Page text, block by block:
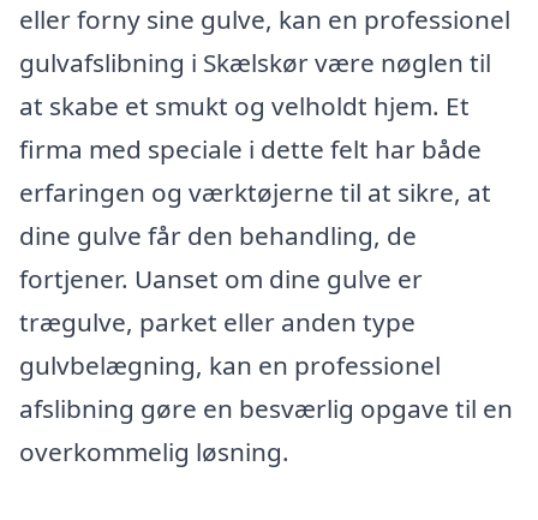
eller forny sine gulve, kan en professionel
gulvafslibning i Skælskør være nøglen til
at skabe et smukt og velholdt hjem. Et
firma med speciale i dette felt har både
erfaringen og værktøjerne til at sikre, at
dine gulve får den behandling, de
fortjener. Uanset om dine gulve er
trægulve, parket eller anden type
gulvbelægning, kan en professionel
afslibning gøre en besværlig opgave til en
overkommelig løsning.